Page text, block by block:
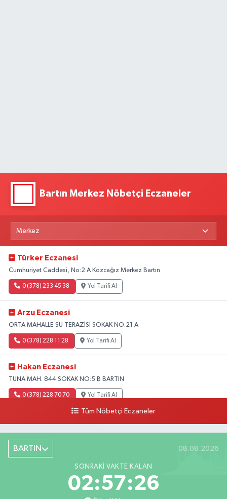
Bartın Merkez Nöbetçi Eczaneler
Türker Eczanesi
Cumhuriyet Caddesi, No:2 A Kozcağız Merkez Bartın
0 (378) 233 45 38 Yol Tarifi Al
Arzu Eczanesi
ORTA MAHALLE SU TERAZİSİ SOKAK NO:21 A
0 (378) 228 11 28 Yol Tarifi Al
Hakan Eczanesi
TUNA MAH. 844.SOKAK NO:5 B BARTIN
0 (378) 228 70 70 Yol Tarifi Al
Tüm Nöbetçi Eczaneler
BARTIN 08.08.2026
SONRAKI VAKTE KALAN
02:57:25